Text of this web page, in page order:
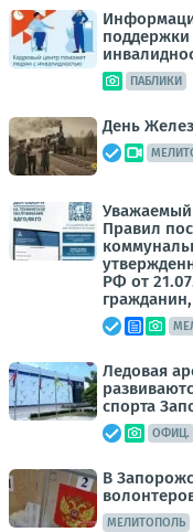
поддержки
ПАБЛИКИ
День
Уважаемый
Правил
РФ от
Ледовая
спорта
ОФИЦ.
В
МЕЛИТОПОЛЬ